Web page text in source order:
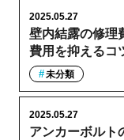
壁内結露の修理
費用を抑えるコ
2025.05.27
未分類
アンカーボルト
2025.05.27